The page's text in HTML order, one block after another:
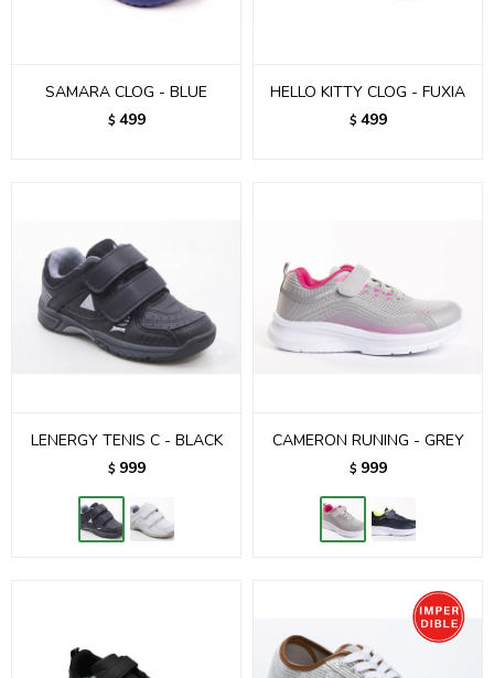
SAMARA CLOG - BLUE
$ 499
HELLO KITTY CLOG - FUXIA
$ 499
LENERGY TENIS C - BLACK
$ 999
CAMERON RUNING - GREY
$ 999